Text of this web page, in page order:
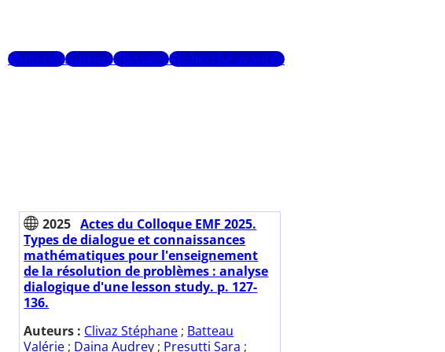
Mots-clésAuteursGlossaireRecherche avancée
2025 Actes du Colloque EMF 2025.
Types de dialogue et connaissances
mathématiques pour l'enseignement
de la résolution de problèmes : analyse
dialogique d'une lesson study. p. 127-
136.
Auteurs : Clivaz Stéphane ; Batteau
Valérie ; Daina Audrey ; Presutti Sara ;